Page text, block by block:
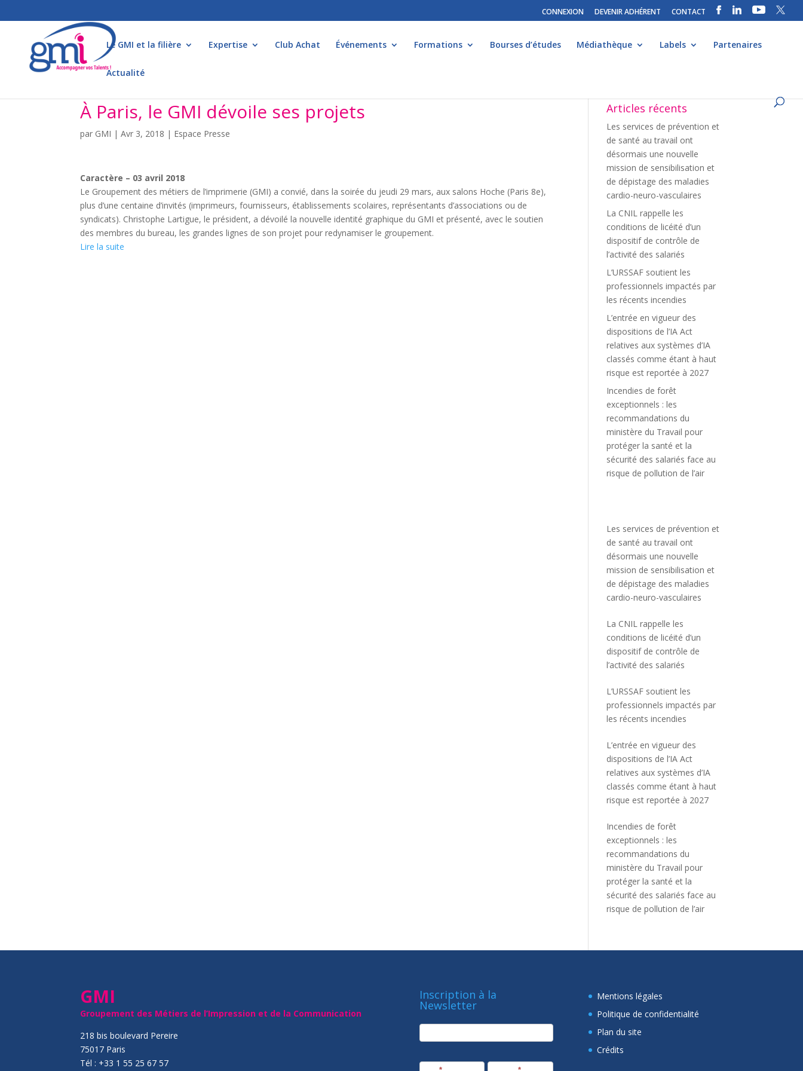
CONNEXION DEVENIR ADHÉRENT CONTACT
Le GMI et la filière Expertise Club Achat Événements Formations Bourses d’études Médiathèque Labels Partenaires
Actualité
À Paris, le GMI dévoile ses projets
par GMI |Avr 3, 2018 | Espace Presse
Caractère – 03 avril 2018
Le Groupement des métiers de l’imprimerie (GMI) a convié, dans la soirée du jeudi 29 mars, aux salons Hoche (Paris 8e),
plus d’une centaine d’invités (imprimeurs, fournisseurs, établissements scolaires, représentants d’associations ou de
syndicats). Christophe Lartigue, le président, a dévoilé la nouvelle identité graphique du GMI et présenté, avec le soutien
des membres du bureau, les grandes lignes de son projet pour redynamiser le groupement.
Lire la suite
Articles récents
Les services de prévention et
de santé au travail ont
désormais une nouvelle
mission de sensibilisation et
de dépistage des maladies
cardio-neuro-vasculaires
La CNIL rappelle les
conditions de licéité d’un
dispositif de contrôle de
l’activité des salariés
L’URSSAF soutient les
professionnels impactés par
les récents incendies
L’entrée en vigueur des
dispositions de l’IA Act
relatives aux systèmes d’IA
classés comme étant à haut
risque est reportée à 2027
Incendies de forêt
exceptionnels : les
recommandations du
ministère du Travail pour
protéger la santé et la
sécurité des salariés face au
risque de pollution de l’air
Les services de prévention et
de santé au travail ont
désormais une nouvelle
mission de sensibilisation et
de dépistage des maladies
cardio-neuro-vasculaires
La CNIL rappelle les
conditions de licéité d’un
dispositif de contrôle de
l’activité des salariés
L’URSSAF soutient les
professionnels impactés par
les récents incendies
L’entrée en vigueur des
dispositions de l’IA Act
relatives aux systèmes d’IA
classés comme étant à haut
risque est reportée à 2027
Incendies de forêt
exceptionnels : les
recommandations du
ministère du Travail pour
protéger la santé et la
sécurité des salariés face au
risque de pollution de l’air
GMI
Groupement des Métiers de l’Impression et de la Communication
218 bis boulevard Pereire
75017 Paris
Tél : +33 1 55 25 67 57
Inscription à la
Newsletter
newsletter
Mentions légales
Politique de confidentialité
Plan du site
Crédits